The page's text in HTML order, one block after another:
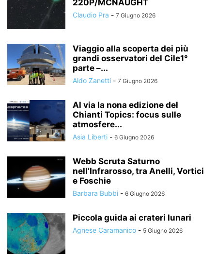
220P/MCNAUGHT
Claudio Pra - 7 Giugno 2026
Viaggio alla scoperta dei più
grandi osservatori del Cile1°
parte –...
Aldo Zanetti - 7 Giugno 2026
Al via la nona edizione del
Chianti Topics: focus sulle
atmosfere...
Asia Liberti - 6 Giugno 2026
Webb Scruta Saturno
nell’Infrarosso, tra Anelli, Vortici
e Foschie
Barbara Bubbi - 6 Giugno 2026
Piccola guida ai crateri lunari
Agnese Caramanico - 5 Giugno 2026